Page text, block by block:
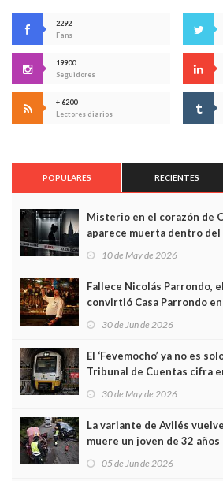
2292
Fans
19900
Seguidores
+ 6200
Lectores diarios
POPULARES RECIENTES
Misterio en el corazón de
aparece muerta dentro del
edificio y las cámaras
10 de May de 2026
Fallece Nicolás Parrondo,
convirtió Casa Parrondo
Asturias en Madrid
30 de Jun de 2026
El ‘Fevemocho’ ya no es
Tribunal de Cuentas cifra
sobrecoste de los trenes
30 de May de 2026
La variante de Avilés
muere un joven de 32
frontal
05 de Jun de 2026